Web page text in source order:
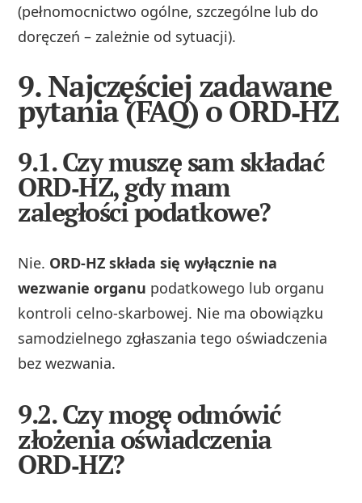
(pełnomocnictwo ogólne, szczególne lub do
doręczeń – zależnie od sytuacji).
9. Najczęściej zadawane
pytania (FAQ) o ORD‑HZ
9.1. Czy muszę sam składać
ORD‑HZ, gdy mam
zaległości podatkowe?
Nie. ORD‑HZ składa się wyłącznie na
wezwanie organu podatkowego lub organu
kontroli celno‑skarbowej. Nie ma obowiązku
samodzielnego zgłaszania tego oświadczenia
bez wezwania.
9.2. Czy mogę odmówić
złożenia oświadczenia
ORD‑HZ?